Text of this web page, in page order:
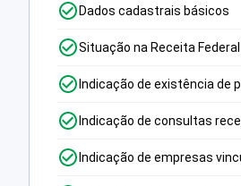
Dados cadastrais básicos
Situação na Receita Federal
Indicação de existência de
Indicação de consultas
Indicação de empresas